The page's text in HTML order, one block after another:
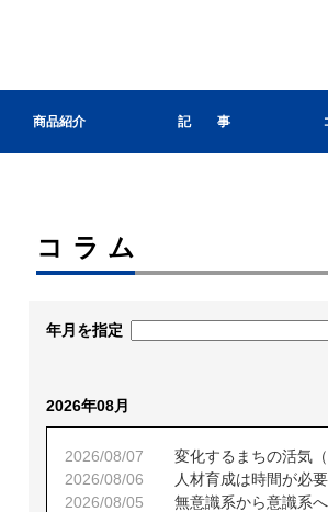
商品紹介 記 事
コラム
年月を指定
2026年08月
2026/08/07
変化するまちの活気（
2026/08/06
人材育成は時間が必
2026/08/05
無意識系から意識系